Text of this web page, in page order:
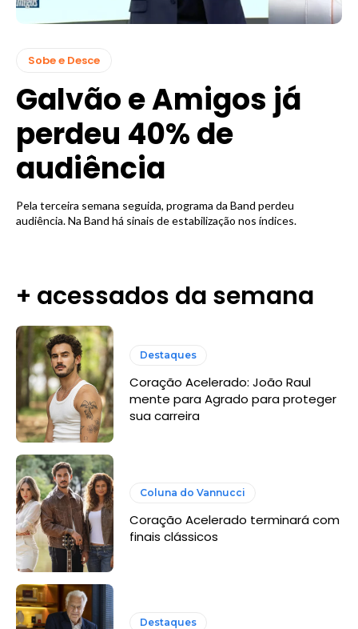
Sobe e Desce
Galvão e Amigos já
perdeu 40% de
audiência
Pela terceira semana seguida, programa da Band perdeu
audiência. Na Band há sinais de estabilização nos índices.
+ acessados da semana
Destaques
Coração Acelerado: João Raul
mente para Agrado para proteger
sua carreira
Coluna do Vannucci
Coração Acelerado terminará com
finais clássicos
Destaques